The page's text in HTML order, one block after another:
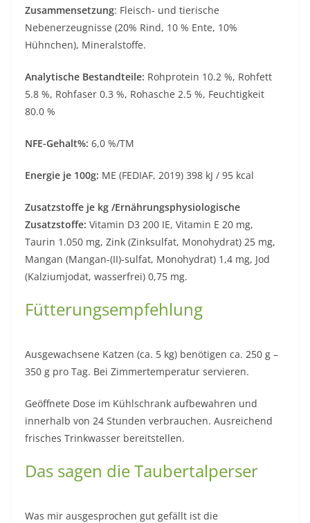
Zusammensetzung: Fleisch- und tierische
Nebenerzeugnisse (20% Rind, 10 % Ente, 10%
Hühnchen), Mineralstoffe.
Analytische Bestandteile: Rohprotein 10.2 %, Rohfett
5.8 %, Rohfaser 0.3 %, Rohasche 2.5 %, Feuchtigkeit
80.0 %
NFE-Gehalt%: 6,0 %/TM
Energie je 100g: ME (FEDIAF, 2019) 398 kJ / 95 kcal
Zusatzstoffe je kg /Ernährungsphysiologische
Zusatzstoffe: Vitamin D3 200 IE, Vitamin E 20 mg,
Taurin 1.050 mg, Zink (Zinksulfat, Monohydrat) 25 mg,
Mangan (Mangan-(II)-sulfat, Monohydrat) 1,4 mg, Jod
(Kalziumjodat, wasserfrei) 0,75 mg.
Fütterungsempfehlung
Ausgewachsene Katzen (ca. 5 kg) benötigen ca. 250 g –
350 g pro Tag. Bei Zimmertemperatur servieren.
Geöffnete Dose im Kühlschrank aufbewahren und
innerhalb von 24 Stunden verbrauchen. Ausreichend
frisches Trinkwasser bereitstellen.
Das sagen die Taubertalperser
Was mir ausgesprochen gut gefällt ist die